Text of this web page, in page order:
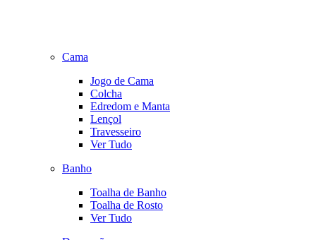
Cama
Jogo de Cama
Colcha
Edredom e Manta
Lençol
Travesseiro
Ver Tudo
Banho
Toalha de Banho
Toalha de Rosto
Ver Tudo